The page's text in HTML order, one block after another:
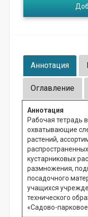
Аннотация
Оглавление
Аннотация
Рабочая тетрадь
охватывающие
растений,
кустарниковых
размножения,
посадочного
учащихся
технического
«Садово-парковое